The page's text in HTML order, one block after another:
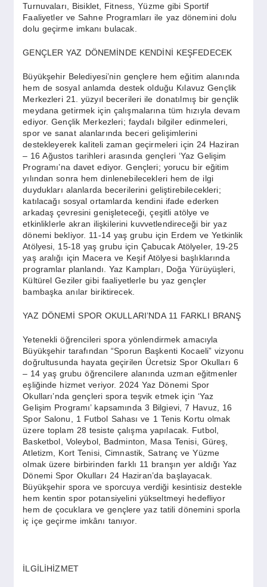
Turnuvaları, Bisiklet, Fitness, Yüzme gibi Sportif
Faaliyetler ve Sahne Programları ile yaz dönemini dolu
dolu geçirme imkanı bulacak.
GENÇLER YAZ DÖNEMİNDE KENDİNİ KEŞFEDECEK
Büyükşehir Belediyesi’nin gençlere hem eğitim alanında
hem de sosyal anlamda destek olduğu Kılavuz Gençlik
Merkezleri 21. yüzyıl becerileri ile donatılmış bir gençlik
meydana getirmek için çalışmalarına tüm hızıyla devam
ediyor. Gençlik Merkezleri; faydalı bilgiler edinmeleri,
spor ve sanat alanlarında beceri gelişimlerini
destekleyerek kaliteli zaman geçirmeleri için 24 Haziran
– 16 Ağustos tarihleri arasında gençleri ‘Yaz Gelişim
Programı’na davet ediyor. Gençleri; yorucu bir eğitim
yılından sonra hem dinlenebilecekleri hem de ilgi
duydukları alanlarda becerilerini geliştirebilecekleri;
katılacağı sosyal ortamlarda kendini ifade ederken
arkadaş çevresini genişleteceği, çeşitli atölye ve
etkinliklerle akran ilişkilerini kuvvetlendireceği bir yaz
dönemi bekliyor. 11-14 yaş grubu için Erdem ve Yetkinlik
Atölyesi, 15-18 yaş grubu için Çabucak Atölyeler, 19-25
yaş aralığı için Macera ve Keşif Atölyesi başlıklarında
programlar planlandı. Yaz Kampları, Doğa Yürüyüşleri,
Kültürel Geziler gibi faaliyetlerle bu yaz gençler
bambaşka anılar biriktirecek.
YAZ DÖNEMİ SPOR OKULLARI’NDA 11 FARKLI BRANŞ
Yetenekli öğrencileri spora yönlendirmek amacıyla
Büyükşehir tarafından “Sporun Başkenti Kocaeli” vizyonu
doğrultusunda hayata geçirilen Ücretsiz Spor Okulları 6
– 14 yaş grubu öğrencilere alanında uzman eğitmenler
eşliğinde hizmet veriyor. 2024 Yaz Dönemi Spor
Okulları’nda gençleri spora teşvik etmek için ‘Yaz
Gelişim Programı’ kapsamında 3 Bilgievi, 7 Havuz, 16
Spor Salonu, 1 Futbol Sahası ve 1 Tenis Kortu olmak
üzere toplam 28 tesiste çalışma yapılacak. Futbol,
Basketbol, Voleybol, Badminton, Masa Tenisi, Güreş,
Atletizm, Kort Tenisi, Cimnastik, Satranç ve Yüzme
olmak üzere birbirinden farklı 11 branşın yer aldığı Yaz
Dönemi Spor Okulları 24 Haziran’da başlayacak.
Büyükşehir spora ve sporcuya verdiği kesintisiz destekle
hem kentin spor potansiyelini yükseltmeyi hedefliyor
hem de çocuklara ve gençlere yaz tatili dönemini sporla
iç içe geçirme imkânı tanıyor.
İLGİLİHİZMET